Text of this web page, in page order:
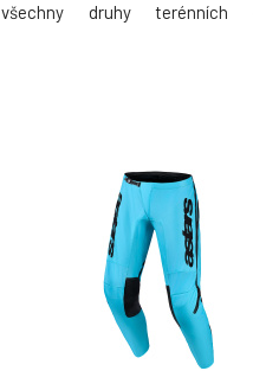
všechny druhy terénních